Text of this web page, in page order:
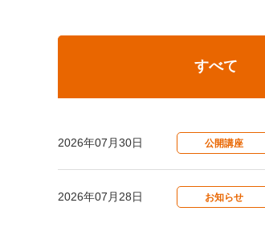
すべて
2026年07月30日 公開講座
2026年07月28日 お知らせ